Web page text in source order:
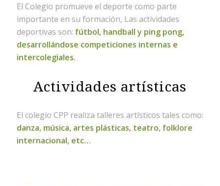
El Colegio promueve el deporte como parte
importante en su formación, Las actividades
deportivas son: fútbol, handball y ping pong,
desarrollándose competiciones internas e
intercolegiales.
Actividades artísticas
El colegio CPP realiza talleres artísticos tales como:
danza, música, artes plásticas, teatro, folklore
internacional, etc…